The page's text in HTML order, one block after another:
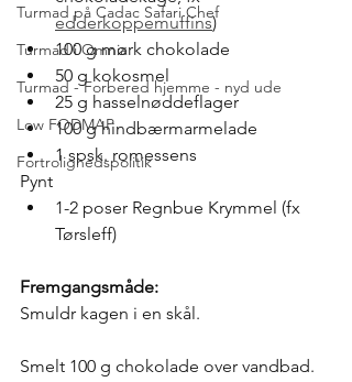
Turmad på Cadac Safari Chef
Turmad i Omnia
Turmad - Forbered hjemme - nyd ude
Low FODMAP
Fortrolighedspolitik
edderkoppemuffins)
100 g mørk chokolade
50 g kokosmel
25 g hasselnøddeflager
100 g hindbærmarmelade
1 spsk. romessens
Pynt
1-2 poser Regnbue Krymmel (fx
Tørsleff)
Fremgangsmåde:
Smuldr kagen i en skål.
Smelt 100 g chokolade over vandbad.